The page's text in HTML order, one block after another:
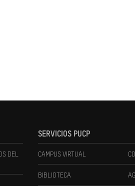
DEL
SERVICIOS PUCP
CAMPUS VIRTUAL
BIBLIOTECA